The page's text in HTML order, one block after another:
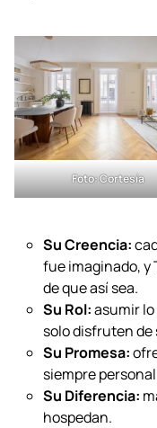
Foto: Cortesía
Su Creencia:
fue imaginado, y
de que así sea.
Su Rol:asumir
solo disfruten de
Su Promesa:
siempre
Su Diferencia:
hospedan.